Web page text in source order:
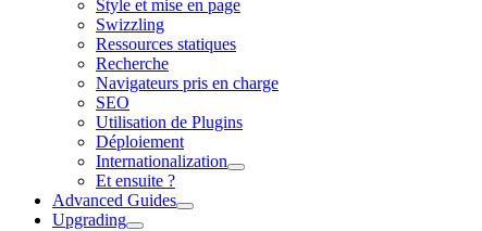
Style et mise en page
Swizzling
Ressources statiques
Recherche
Navigateurs pris en charge
SEO
Utilisation de Plugins
Déploiement
Internationalization
Et ensuite ?
Advanced Guides
Upgrading